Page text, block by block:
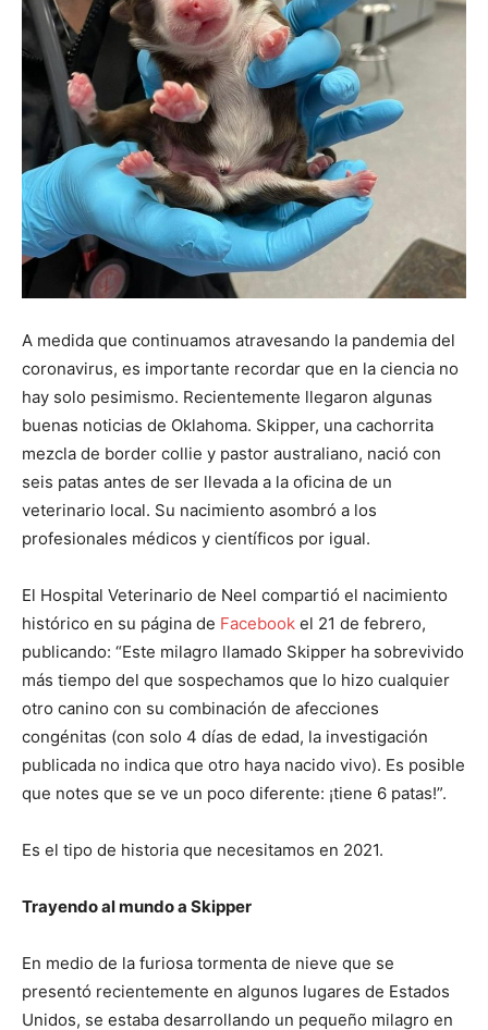
A medida que continuamos atravesando la pandemia del
coronavirus, es importante recordar que en la ciencia no
hay solo pesimismo. Recientemente llegaron algunas
buenas noticias de Oklahoma. Skipper, una cachorrita
mezcla de border collie y pastor australiano, nació con
seis patas antes de ser llevada a la oficina de un
veterinario local. Su nacimiento asombró a los
profesionales médicos y científicos por igual.
El Hospital Veterinario de Neel compartió el nacimiento
histórico en su página de Facebook el 21 de febrero,
publicando: “Este milagro llamado Skipper ha sobrevivido
más tiempo del que sospechamos que lo hizo cualquier
otro canino con su combinación de afecciones
congénitas (con solo 4 días de edad, la investigación
publicada no indica que otro haya nacido vivo). Es posible
que notes que se ve un poco diferente: ¡tiene 6 patas!”.
Es el tipo de historia que necesitamos en 2021.
Trayendo al mundo a Skipper
En medio de la furiosa tormenta de nieve que se
presentó recientemente en algunos lugares de Estados
Unidos, se estaba desarrollando un pequeño milagro en